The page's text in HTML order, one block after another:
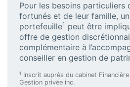
Pour les besoins particuliers
fortunés et de leur famille,
portefeuille1 peut être
offre de gestion
complémentaire à
conseiller en gestion de
1 Inscrit auprès du cabinet
Gestion privée inc.